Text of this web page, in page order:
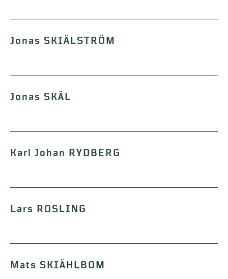
Jonas SKIÄLSTRÖM
Jonas SKÄL
Karl Johan RYDBERG
Lars ROSLING
Mats SKIÄHLBOM